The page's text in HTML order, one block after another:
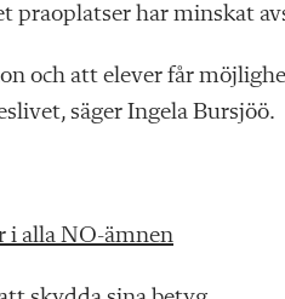
praoplatser har minskat
och att elever får
säger Ingela Bursjöö.
i alla NO-ämnen